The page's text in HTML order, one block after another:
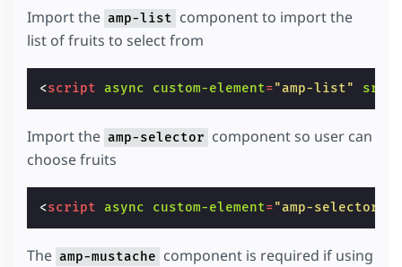
Import the amp-list component to import the
list of fruits to select from
<script async custom-element="amp-list" src
Import the amp-selector component so user can
choose fruits
<script async custom-element="amp-selector"
The amp-mustache component is required if using